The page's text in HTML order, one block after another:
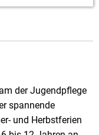
der Jugendpflege
spannende
und Herbstferien